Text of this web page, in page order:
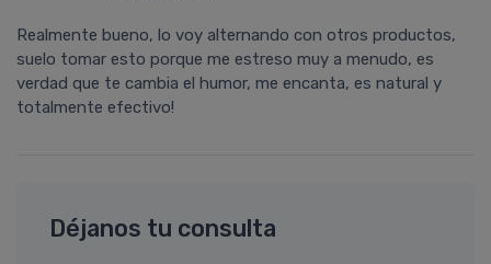
Realmente bueno, lo voy alternando con otros productos,
suelo tomar esto porque me estreso muy a menudo, es
verdad que te cambia el humor, me encanta, es natural y
totalmente efectivo!
Déjanos tu consulta